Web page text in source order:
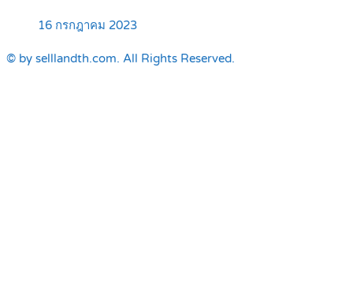
16 กรกฎาคม 2023
© by selllandth.com. All Rights Reserved.